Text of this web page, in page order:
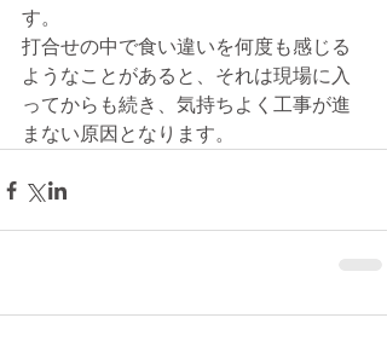
す。
打合せの中で食い違いを何度も感じる
ようなことがあると、それは現場に入
ってからも続き、気持ちよく工事が進
まない原因となります。